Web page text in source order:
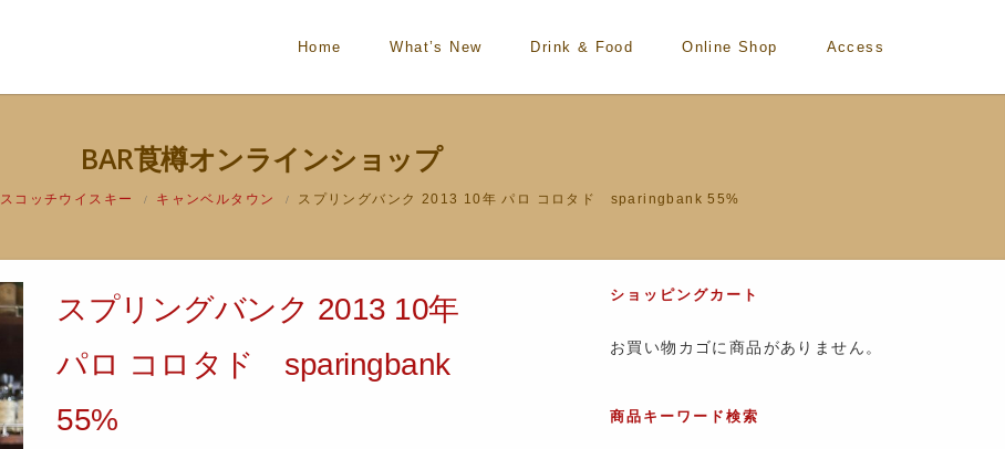
Home What’s New Drink & Food Online Shop Access
BAR莨樽オンラインショップ
スコッチウイスキー / キャンベルタウン / スプリングバンク 2013 10年 パロ コロタド sparingbank 55%
スプリングバンク 2013 10年
パロ コロタド sparingbank
55%
ショッピングカート
お買い物カゴに商品がありません。
商品キーワード検索